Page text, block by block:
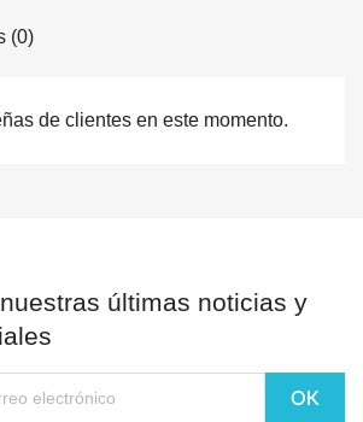
(0)
de clientes en este momento.
últimas noticias y